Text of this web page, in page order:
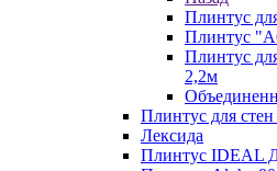
Плинтус
Плинтус
Плинтус
2,2м
Плинтус для стен
Лексида
Плинтус IDEAL